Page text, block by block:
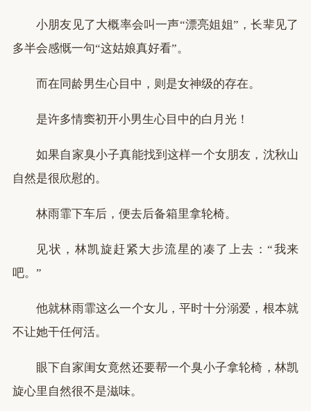
小朋友见了大概率会叫一声“漂亮姐姐”，长辈见了
多半会感慨一句“这姑娘真好看”。
而在同龄男生心目中，则是女神级的存在。
是许多情窦初开小男生心目中的白月光！
如果自家臭小子真能找到这样一个女朋友，沈秋山
自然是很欣慰的。
林雨霏下车后，便去后备箱里拿轮椅。
见状，林凯旋赶紧大步流星的凑了上去：“我来
吧。”
他就林雨霏这么一个女儿，平时十分溺爱，根本就
不让她干任何活。
眼下自家闺女竟然还要帮一个臭小子拿轮椅，林凯
旋心里自然很不是滋味。